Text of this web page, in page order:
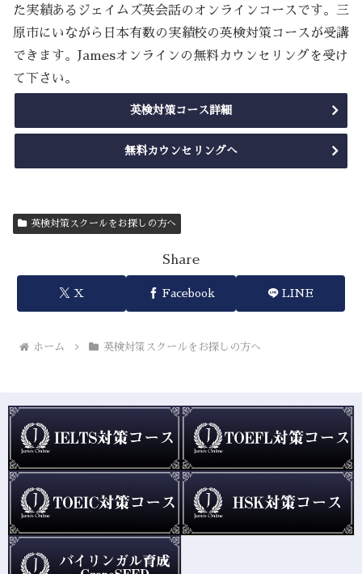
た実績あるジェイムズ英会話のオンラインコースです。三
原市にいながら日本有数の実績校の英検対策コースが受講
できます。Jamesオンラインの無料カウンセリングを受け
て下さい。
英検対策コース詳細
無料カウンセリングへ
英検対策スクールをお探しの方へ
Share
X Facebook LINE
ホーム 英検対策スクールをお探しの方へ